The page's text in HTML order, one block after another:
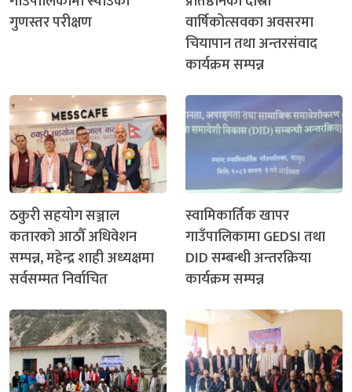
गुणस्तर परीक्षण
वार्षिकोत्सवका अवसरमा
चियापान तथा अन्तरसंवाद
कार्यक्रम सम्पन्न
ठकुरी सहयोग सञ्जाल
कतारको आठौँ अधिवेशन
सम्पन्न, महेन्द्र शाही अध्यक्षमा
सर्वसम्मत निर्वाचित
स्वामिकार्तिक खापर
गाउँपालिकामा GEDSI तथा
DID सम्बन्धी अन्तरक्रिया
कार्यक्रम सम्पन्न